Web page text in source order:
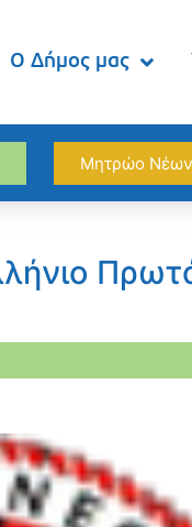
Ο Δήμος μας
Μητρώο Νέων